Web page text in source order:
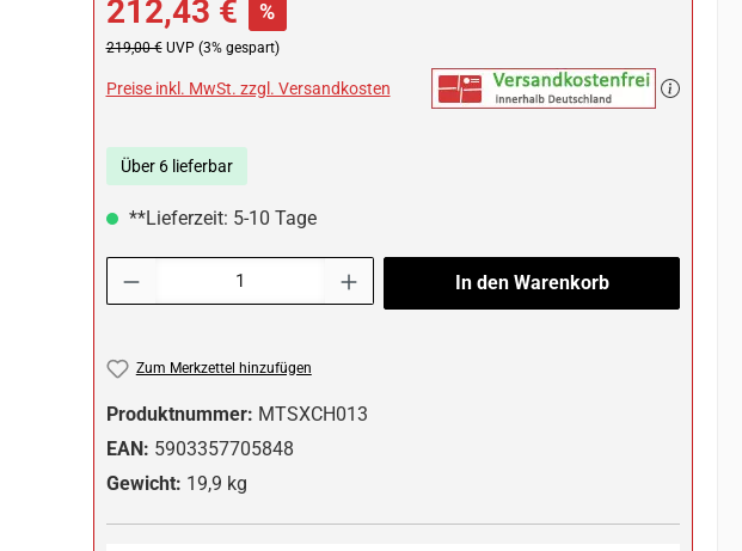
212,43 € %
Regulärer Preis:
219,00 € UVP (3% gespart)
Preise inkl. MwSt. zzgl. Versandkosten
Über 6 lieferbar
**Lieferzeit: 5-10 Tage
In den Warenkorb
Zum Merkzettel hinzufügen
Produktnummer: MTSXCH013
EAN: 5903357705848
Gewicht: 19,9 kg